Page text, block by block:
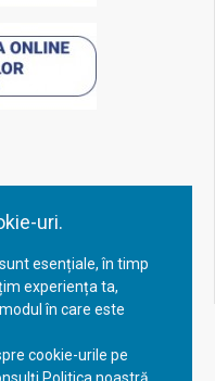
uri.
esențiale, în timp
experiența ta,
în care este
cookie-urile pe